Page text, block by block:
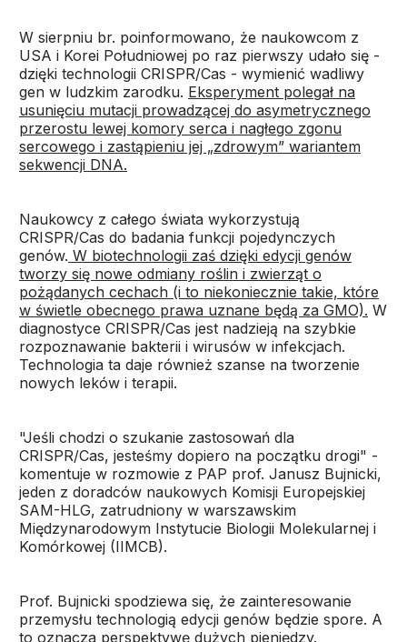
W sierpniu br. poinformowano, że naukowcom z
USA i Korei Południowej po raz pierwszy udało się -
dzięki technologii CRISPR/Cas - wymienić wadliwy
gen w ludzkim zarodku. Eksperyment polegał na
usunięciu mutacji prowadzącej do asymetrycznego
przerostu lewej komory serca i nagłego zgonu
sercowego i zastąpieniu jej „zdrowym” wariantem
sekwencji DNA.
Naukowcy z całego świata wykorzystują
CRISPR/Cas do badania funkcji pojedynczych
genów. W biotechnologii zaś dzięki edycji genów
tworzy się nowe odmiany roślin i zwierząt o
pożądanych cechach (i to niekoniecznie takie, które
w świetle obecnego prawa uznane będą za GMO). W
diagnostyce CRISPR/Cas jest nadzieją na szybkie
rozpoznawanie bakterii i wirusów w infekcjach.
Technologia ta daje również szanse na tworzenie
nowych leków i terapii.
"Jeśli chodzi o szukanie zastosowań dla
CRISPR/Cas, jesteśmy dopiero na początku drogi" -
komentuje w rozmowie z PAP prof. Janusz Bujnicki,
jeden z doradców naukowych Komisji Europejskiej
SAM-HLG, zatrudniony w warszawskim
Międzynarodowym Instytucie Biologii Molekularnej i
Komórkowej (IIMCB).
Prof. Bujnicki spodziewa się, że zainteresowanie
przemysłu technologią edycji genów będzie spore. A
to oznacza perspektywę dużych pieniędzy.